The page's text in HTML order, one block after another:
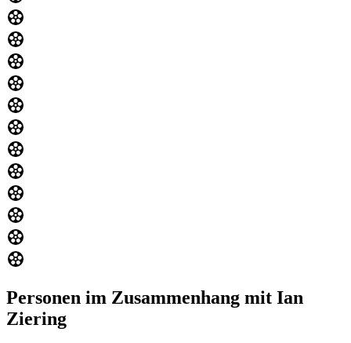
Personen im Zusammenhang mit Ian
Ziering